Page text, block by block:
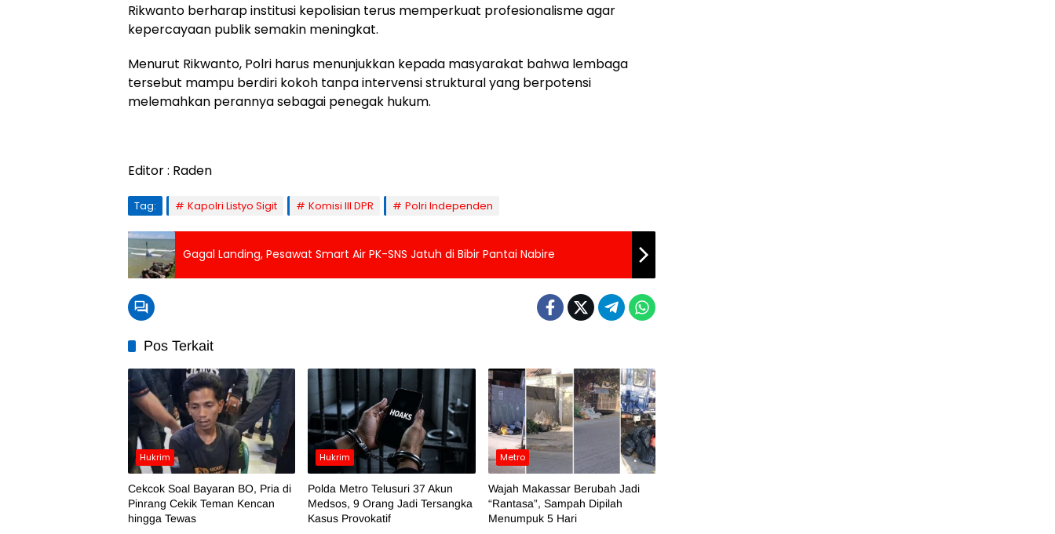
Rikwanto berharap institusi kepolisian terus memperkuat profesionalisme agar
kepercayaan publik semakin meningkat.
Menurut Rikwanto, Polri harus menunjukkan kepada masyarakat bahwa lembaga
tersebut mampu berdiri kokoh tanpa intervensi struktural yang berpotensi
melemahkan perannya sebagai penegak hukum.
Editor : Raden
Tag: Kapolri Listyo Sigit Komisi III DPR Polri Independen
Gagal Landing, Pesawat Smart Air PK-SNS Jatuh di Bibir Pantai Nabire
Pos Terkait
Hukrim
Cekcok Soal Bayaran BO, Pria di
Pinrang Cekik Teman Kencan
hingga Tewas
Hukrim
Polda Metro Telusuri 37 Akun
Medsos, 9 Orang Jadi Tersangka
Kasus Provokatif
Metro
Wajah Makassar Berubah Jadi
“Rantasa”, Sampah Dipilah
Menumpuk 5 Hari